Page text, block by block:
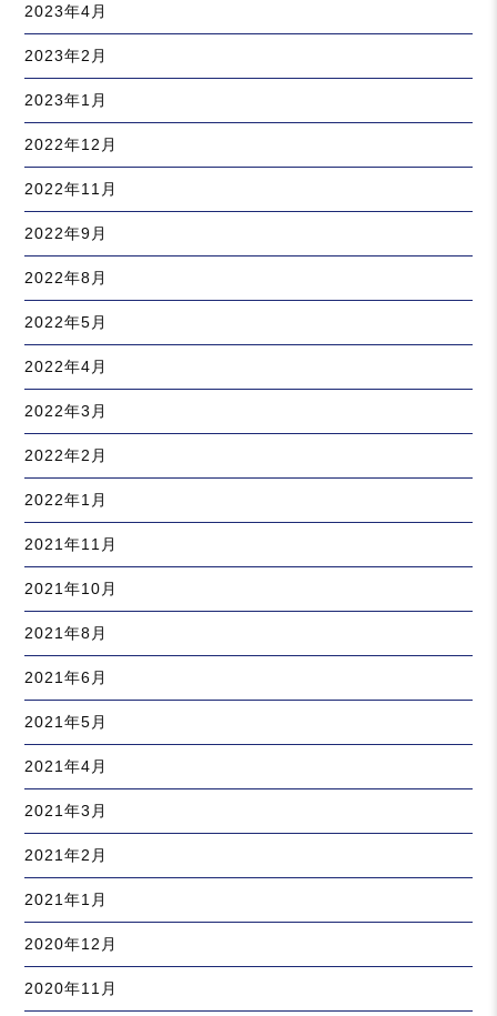
2023年4月
2023年2月
2023年1月
2022年12月
2022年11月
2022年9月
2022年8月
2022年5月
2022年4月
2022年3月
2022年2月
2022年1月
2021年11月
2021年10月
2021年8月
2021年6月
2021年5月
2021年4月
2021年3月
2021年2月
2021年1月
2020年12月
2020年11月